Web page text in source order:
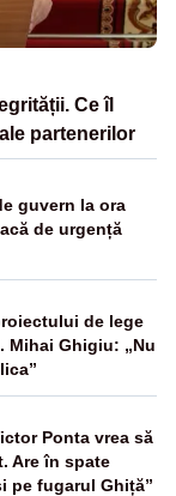
Ce îl
partenerilor
guvern la ora
de urgență
de lege
Mihai Ghigiu: „Nu
Ponta vrea să
Are în spate
pe fugarul Ghiță”